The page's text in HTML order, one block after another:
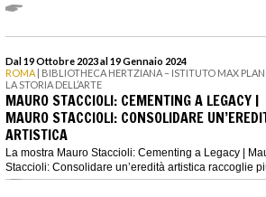
Dal 19 Ottobre 2023 al 19 Gennaio 2024
ROMA | BIBLIOTHECA HERTZIANA – ISTITUTO MAX
LA STORIA DELL’ARTE
MAURO STACCIOLI: CEMENTING A LEGACY |
MAURO STACCIOLI: CONSOLIDARE
ARTISTICA
La mostra Mauro Staccioli: Cementing a Legacy |
Staccioli: Consolidare un’eredità artistica raccoglie